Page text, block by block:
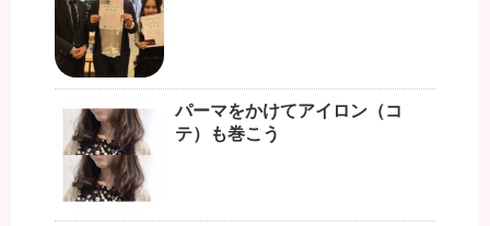
パーマをかけてアイロン（コ
テ）も巻こう